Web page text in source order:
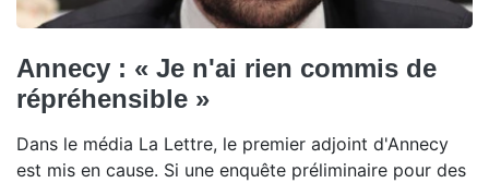
Annecy : « Je n'ai rien commis de
répréhensible »
Dans le média La Lettre, le premier adjoint d'Annecy
est mis en cause. Si une enquête préliminaire pour des